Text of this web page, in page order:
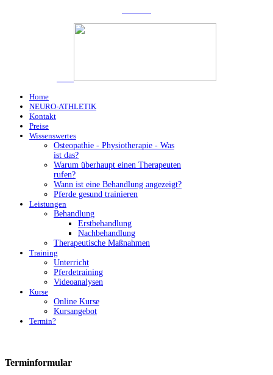
Home
NEURO-ATHLETIK
Kontakt
Preise
Wissenswertes
Osteopathie - Physiotherapie - Was
ist das?
Warum überhaupt einen Therapeuten
rufen?
Wann ist eine Behandlung angezeigt?
Pferde gesund trainieren
Leistungen
Behandlung
Erstbehandlung
Nachbehandlung
Therapeutische Maßnahmen
Training
Unterricht
Pferdetraining
Videoanalysen
Kurse
Online Kurse
Kursangebot
Termin?
Terminformular